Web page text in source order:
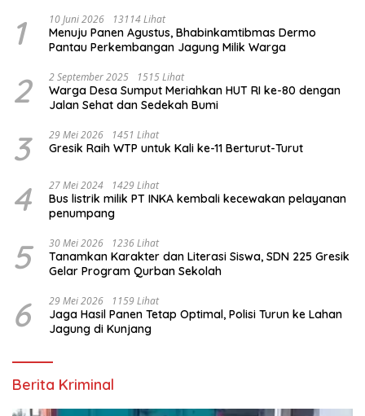
1 10 Juni 2026 13114 Lihat
Menuju Panen Agustus, Bhabinkamtibmas Dermo
Pantau Perkembangan Jagung Milik Warga
2 2 September 2025 1515 Lihat
Warga Desa Sumput Meriahkan HUT RI ke-80 dengan
Jalan Sehat dan Sedekah Bumi ‎
3 29 Mei 2026 1451 Lihat
Gresik Raih WTP untuk Kali ke-11 Berturut-Turut
4 27 Mei 2024 1429 Lihat
Bus listrik milik PT INKA kembali kecewakan pelayanan
penumpang
5 30 Mei 2026 1236 Lihat
Tanamkan Karakter dan Literasi Siswa, SDN 225 Gresik
Gelar Program Qurban Sekolah
6 29 Mei 2026 1159 Lihat
Jaga Hasil Panen Tetap Optimal, Polisi Turun ke Lahan
Jagung di Kunjang
Berita Kriminal